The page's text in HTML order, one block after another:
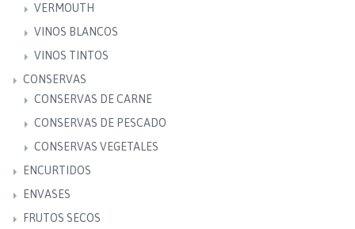
VERMOUTH
VINOS BLANCOS
VINOS TINTOS
CONSERVAS
CONSERVAS DE CARNE
CONSERVAS DE PESCADO
CONSERVAS VEGETALES
ENCURTIDOS
ENVASES
FRUTOS SECOS